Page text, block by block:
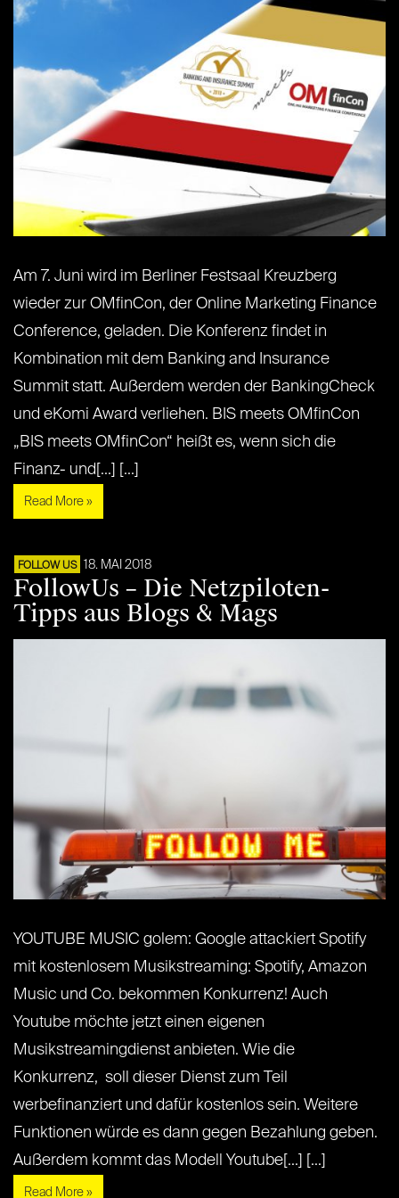
Am 7. Juni wird im Berliner Festsaal Kreuzberg
wieder zur OMfinCon, der Online Marketing Finance
Conference, geladen. Die Konferenz findet in
Kombination mit dem Banking and Insurance
Summit statt. Außerdem werden der BankingCheck
und eKomi Award verliehen. BIS meets OMfinCon
„BIS meets OMfinCon“ heißt es, wenn sich die
Finanz- und[...] [...]
Read More »
FOLLOW US 18. MAI 2018
FollowUs – Die Netzpiloten-
Tipps aus Blogs & Mags
YOUTUBE MUSIC golem: Google attackiert Spotify
mit kostenlosem Musikstreaming: Spotify, Amazon
Music und Co. bekommen Konkurrenz! Auch
Youtube möchte jetzt einen eigenen
Musikstreamingdienst anbieten. Wie die
Konkurrenz, soll dieser Dienst zum Teil
werbefinanziert und dafür kostenlos sein. Weitere
Funktionen würde es dann gegen Bezahlung geben.
Außerdem kommt das Modell Youtube[...] [...]
Read More »